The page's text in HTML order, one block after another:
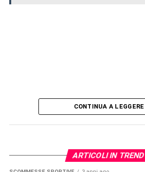
CONTINUA A LEGGERE
ARTICOLI IN TREND